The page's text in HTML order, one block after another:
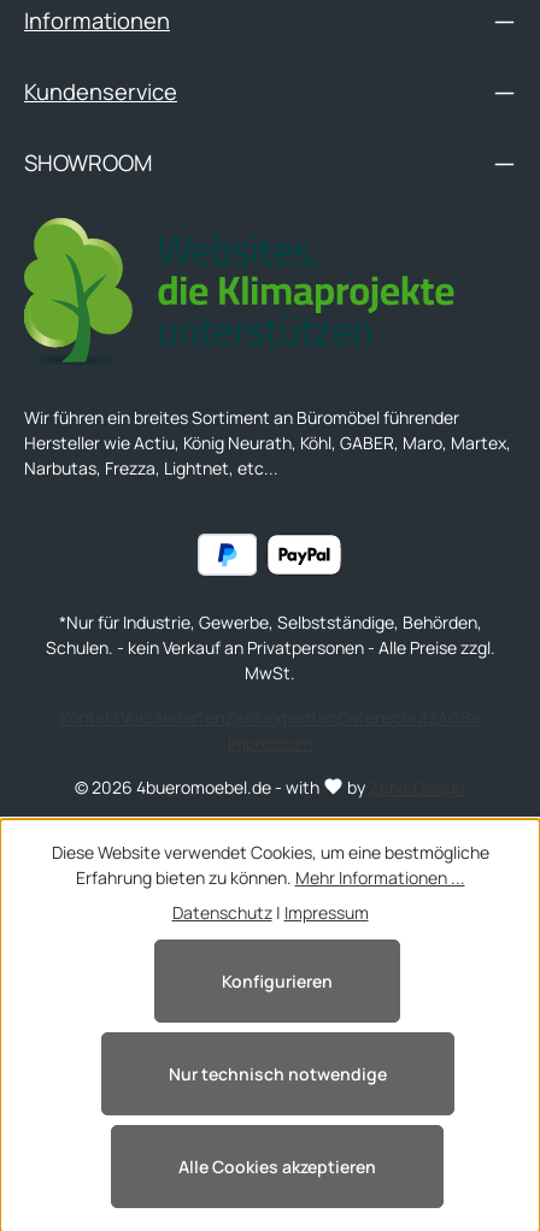
Informationen
Kundenservice
SHOWROOM
Wir führen ein breites Sortiment an Büromöbel führender
Hersteller wie Actiu, König Neurath, Köhl, GABER, Maro, Martex,
Narbutas, Frezza, Lightnet, etc...
*Nur für Industrie, Gewerbe, Selbstständige, Behörden,
Schulen. - kein Verkauf an Privatpersonen - Alle Preise zzgl.
MwSt.
© 2026 4bueromoebel.de - with by
Diese Website verwendet Cookies, um eine bestmögliche
Erfahrung bieten zu können. Mehr Informationen ...
Datenschutz| Impressum
Nur technisch notwendige
Konfigurieren
Alle Cookies akzeptieren